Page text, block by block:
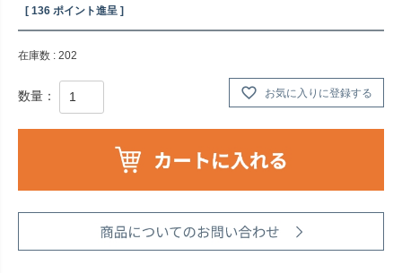
[ 136 ポイント進呈 ]
在庫数 202
お気に入りに登録する